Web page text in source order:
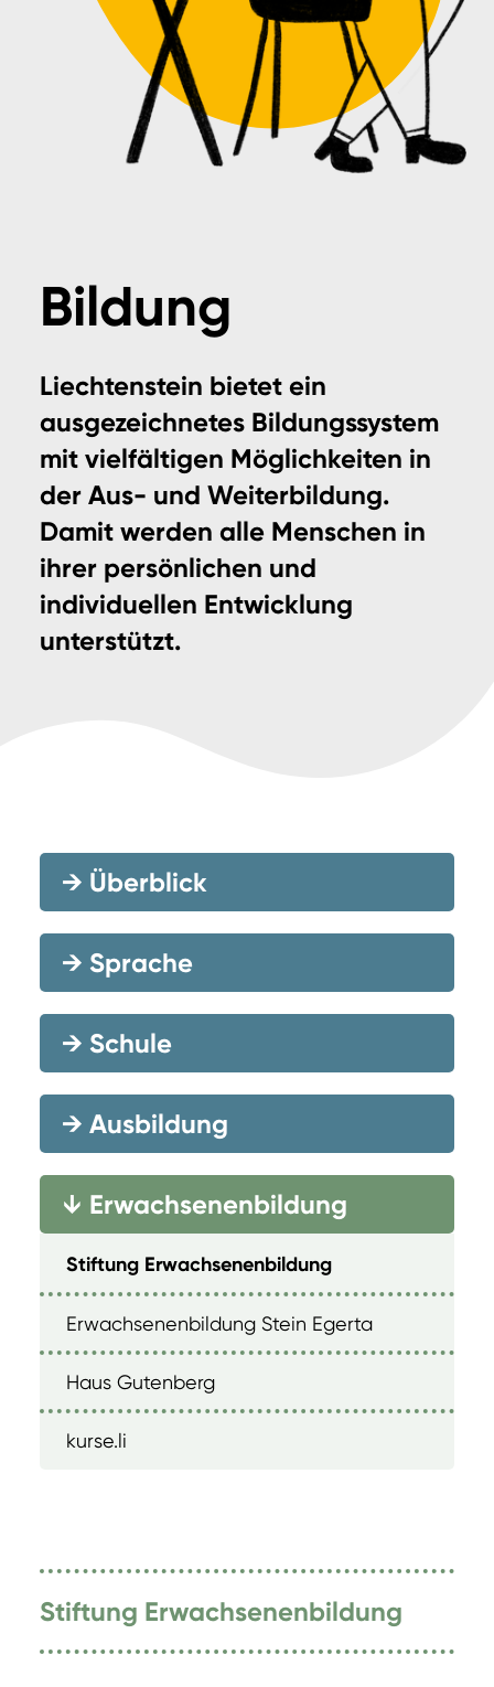
Bildung
Liechtenstein bietet ein
ausgezeichnetes Bildungssystem
mit vielfältigen Möglichkeiten in
der Aus- und Weiterbildung.
Damit werden alle Menschen in
ihrer persönlichen und
individuellen Entwicklung
unterstützt.
→ Überblick
→ Sprache
→ Schule
→ Ausbildung
→ Erwachsenenbildung
Stiftung Erwachsenenbildung
Erwachsenenbildung Stein Egerta
Haus Gutenberg
kurse.li
Stiftung Erwachsenenbildung